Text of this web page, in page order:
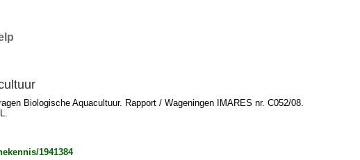
Biologische Aquacultuur. Rapport / Wageningen IMARES nr. C052/08.
1941384